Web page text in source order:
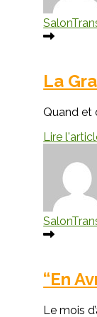
La
Quand et
Lire
“En
Le mois